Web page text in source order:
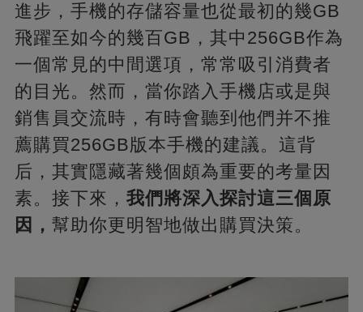
進步，手機的存儲容量也從最初的幾GB
飛躍至如今的幾百GB，其中256GB作為
一個常見的中間選項，常常吸引消費者
的目光。然而，當你踏入手機店或是與
銷售員交流時，有時會聽到他們并不推
薦購買256GB版本手機的建議。這背
后，其實隱藏著幾個頗為重要的考量因
素。接下來， 我們將深入探討這三個原
因， 幫助你更明智地做出購買決策。